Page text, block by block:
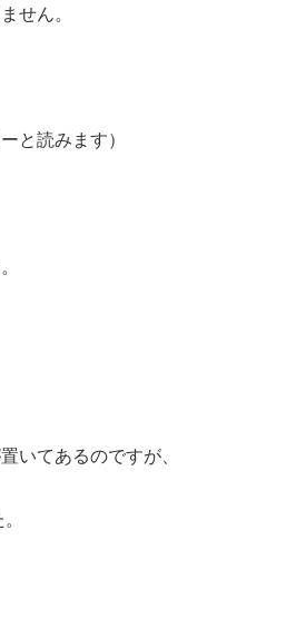
せん。
と読みます）
いてあるのですが、